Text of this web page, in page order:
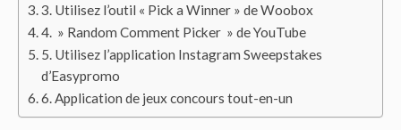
3. Utilisez l’outil « Pick a Winner » de Woobox
4. » Random Comment Picker » de YouTube
5. Utilisez l’application Instagram Sweepstakes
d’Easypromo
6. Application de jeux concours tout-en-un